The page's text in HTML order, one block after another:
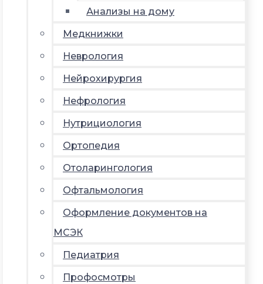
Анализы на дому
Медкнижки
Неврология
Нейрохирургия
Нефрология
Нутрициология
Ортопедия
Отоларингология
Офтальмология
Оформление документов на
МСЭК
Педиатрия
Профосмотры